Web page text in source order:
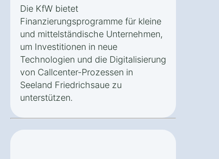
Die KfW bietet
Finanzierungsprogramme für kleine
und mittelständische Unternehmen,
um Investitionen in neue
Technologien und die Digitalisierung
von Callcenter-Prozessen in
Seeland Friedrichsaue zu
unterstützen.